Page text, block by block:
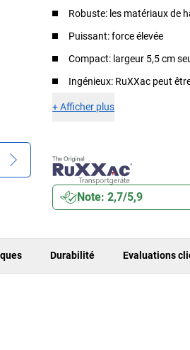
Robuste: les matériaux de
Puissant: force élevée
Compact: largeur 5,5 cm
Ingénieux: RuXXac peut
+Afficher plus
Note: 2,7/5,9
Durabilité Evaluations